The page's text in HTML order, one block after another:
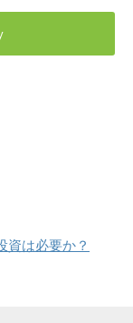
資は必要か？